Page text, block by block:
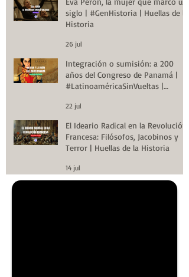
siglo | #GenHistoria | Huellas de la
Historia
26 jul
Integración o sumisión: a 200
años del Congreso de Panamá |
#LatinoaméricaSinVueltas |
22 jul
El Ideario Radical en la Revolución
Francesa: Filósofos, Jacobinos y
Terror | Huellas de la Historia
14 jul